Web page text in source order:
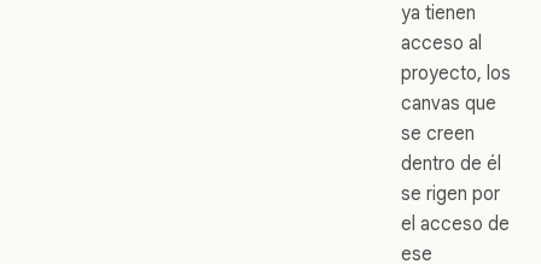
ya tienen
acceso al
proyecto, los
canvas que
se creen
dentro de él
se rigen por
el acceso de
ese